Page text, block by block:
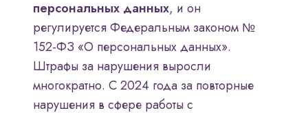
персональных данных, и он
регулируется Федеральным законом №
152-ФЗ «О персональных данных».
Штрафы за нарушения выросли
многократно. С 2024 года за повторные
нарушения в сфере работы с